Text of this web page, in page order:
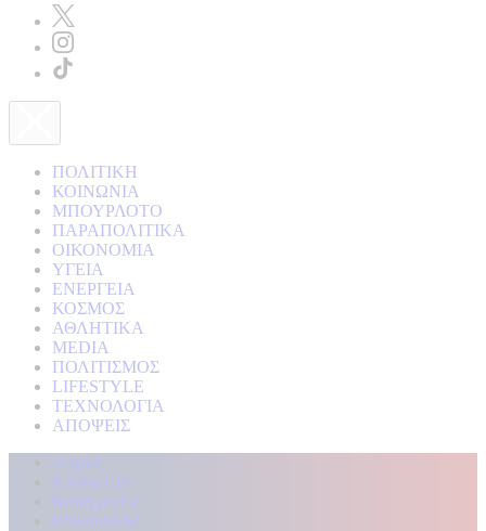
ΠΟΛΙΤΙΚΗ
ΚΟΙΝΩΝΙΑ
ΜΠΟΥΡΛΟΤΟ
ΠΑΡΑΠΟΛΙΤΙΚΑ
ΟΙΚΟΝΟΜΙΑ
ΥΓΕΙΑ
ΕΝΕΡΓΕΙΑ
ΚΟΣΜΟΣ
ΑΘΛΗΤΙΚΑ
MEDIA
ΠΟΛΙΤΙΣΜΟΣ
LIFESTYLE
ΤΕΧΝΟΛΟΓΙΑ
ΑΠΟΨΕΙΣ
Αρχική
Kontra Live
Καταγγελίες
Επικοινωνία